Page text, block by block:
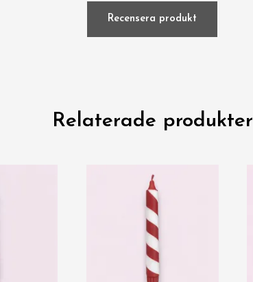
Recensera produkt
Relaterade produkter